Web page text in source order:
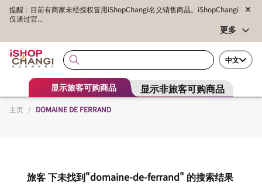
提醒：目前有商家未经授权冒用iShopChangi名义销售商品。iShopChangi
仅通过官...
更多
中文
显示旅客可购商品 显示非旅客可购商品
主页 / DOMAINE DE FERRAND
旅客下未找到"domaine-de-ferrand" 的搜索结果